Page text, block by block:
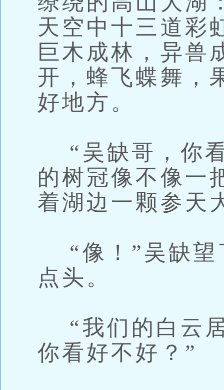
天空中十三道彩
巨木成林，异兽
开，蜂飞蝶舞，
好地方。
“吴缺哥，你
的树冠像不像一
着湖边一颗参天
“像！”吴缺望
点头。
“我们的白云
你看好不好？”